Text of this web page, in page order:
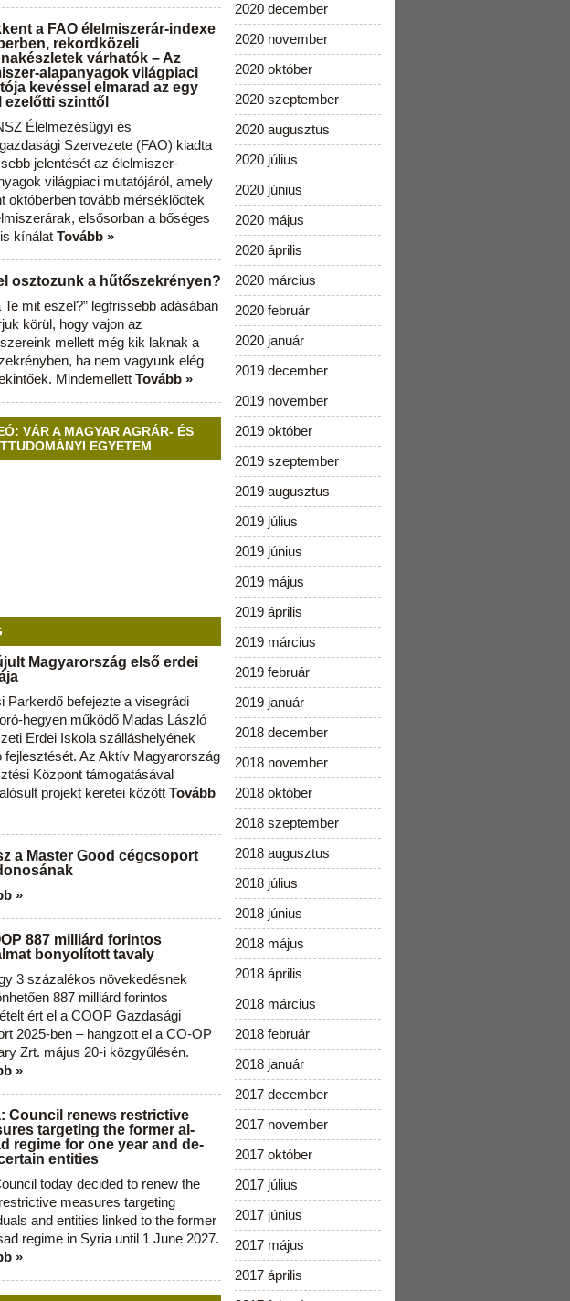
a FAO élelmiszerár-indexe
rekordközeli
várhatók – Az
alapanyagok világpiaci
kevéssel elmarad az egy
ezelőtti szinttől
Élelmezésügyi és
Szervezete (FAO) kiadta
jelentését az élelmiszer-
világpiaci mutatójáról, amely
októberben tovább mérséklődtek
elsősorban a bőséges
kínálat Tovább »
osztozunk a hűtőszekrényen?
Te mit eszel?” legfrissebb adásában
körül, hogy vajon az
mellett még kik laknak a
ha nem vagyunk elég
Mindemellett Tovább »
VÁR A MAGYAR AGRÁR- ÉS
EGYETEM
Magyarország első erdei
Parkerdő befejezte a visegrádi
hegyen működő Madas László
Erdei Iskola szálláshelyének
fejlesztését. Az Aktív Magyarország
Központ támogatásával
projekt keretei között Tovább
a Master Good cégcsoport
»
887 milliárd forintos
bonyolított tavaly
3 százalékos növekedésnek
887 milliárd forintos
ért el a COOP Gazdasági
2025-ben – hangzott el a CO-OP
Zrt. május 20-i közgyűlésén.
»
Council renews restrictive
targeting the former al-
regime for one year and de-
entities
today decided to renew the
measures targeting
and entities linked to the former
regime in Syria until 1 June 2027.
»
2020 december
2020 november
2020 október
2020 szeptember
2020 augusztus
2020 július
2020 június
2020 május
2020 április
2020 március
2020 február
2020 január
2019 december
2019 november
2019 október
2019 szeptember
2019 augusztus
2019 július
2019 június
2019 május
2019 április
2019 március
2019 február
2019 január
2018 december
2018 november
2018 október
2018 szeptember
2018 augusztus
2018 július
2018 június
2018 május
2018 április
2018 március
2018 február
2018 január
2017 december
2017 november
2017 október
2017 július
2017 június
2017 május
2017 április